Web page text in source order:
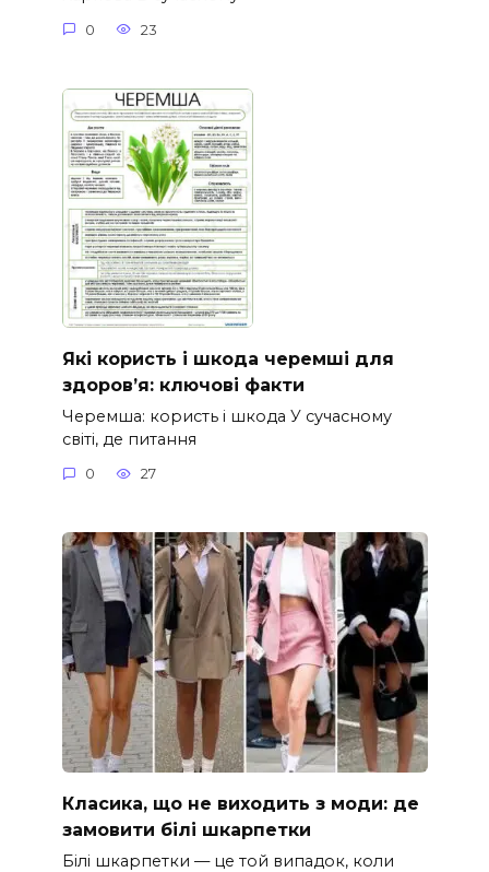
0 23
Які користь і шкода черемші для
здоров’я: ключові факти
Черемша: користь і шкода У сучасному
світі, де питання
0 27
Класика, що не виходить з моди: де
замовити білі шкарпетки
Білі шкарпетки — це той випадок, коли